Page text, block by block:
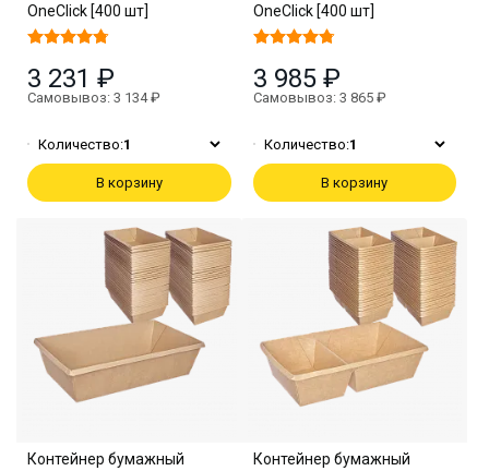
OneClick [400 шт]
3 231 ₽
Самовывоз: 3 134 ₽
Количество:1
В корзину
OneClick [400 шт]
3 985 ₽
Самовывоз: 3 865 ₽
Количество:1
В корзину
Контейнер бумажный
Контейнер бумажный